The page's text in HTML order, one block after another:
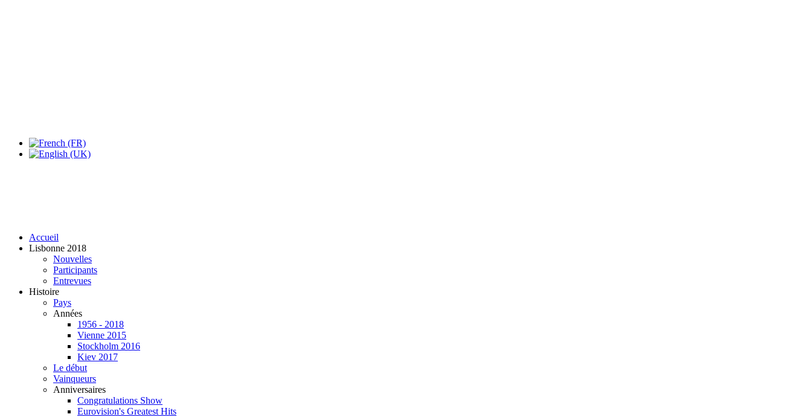
Accueil
Lisbonne 2018
Nouvelles
Participants
Entrevues
Histoire
Pays
Années
1956 - 2018
Vienne 2015
Stockholm 2016
Kiev 2017
Le début
Vainqueurs
Anniversaires
Congratulations Show
Eurovision's Greatest Hits